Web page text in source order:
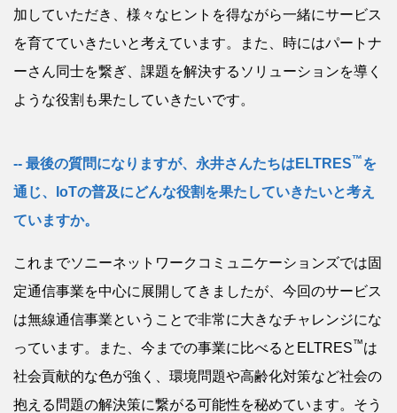
加していただき、様々なヒントを得ながら一緒にサービス
を育てていきたいと考えています。また、時にはパートナ
ーさん同士を繋ぎ、課題を解決するソリューションを導く
ような役割も果たしていきたいです。
最後の質問になりますが、永井さんたちはELTRES™を
通じ、IoTの普及にどんな役割を果たしていきたいと考え
ていますか。
これまでソニーネットワークコミュニケーションズでは固
定通信事業を中心に展開してきましたが、今回のサービス
は無線通信事業ということで非常に大きなチャレンジにな
っています。また、今までの事業に比べるとELTRES™は
社会貢献的な色が強く、環境問題や高齢化対策など社会の
抱える問題の解決策に繋がる可能性を秘めています。そう